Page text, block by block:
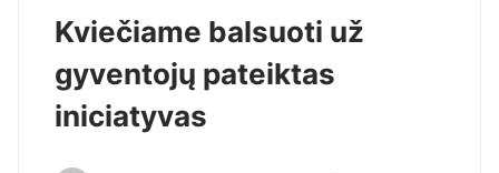
Kviečiame balsuoti už
gyventojų pateiktas
iniciatyvas